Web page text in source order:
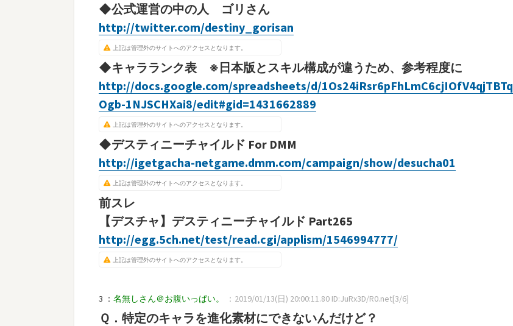
◆公式運営の中の人 ゴリさん
http://twitter.com/destiny_gorisan
上記は管理外のサイトへのアクセスとなります。
◆キャラランク表 ※日本版とスキル構成が違うため、参考程度に
http://docs.google.com/spreadsheets/d/1Os24iRsr6pFhLmC6cjIOfV4qjTBTq
Ogb-1NJSCHXai8/edit#gid=1431662889
上記は管理外のサイトへのアクセスとなります。
◆デスティニーチャイルド For DMM
http://igetgacha-netgame.dmm.com/campaign/show/desucha01
上記は管理外のサイトへのアクセスとなります。
前スレ
【デスチャ】デスティニーチャイルド Part265
http://egg.5ch.net/test/read.cgi/applism/1546994777/
上記は管理外のサイトへのアクセスとなります。
3 ： 名無しさん＠お腹いっぱい。 ：2019/01/13(日) 20:00:11.80 ID:JuRx3D/R0.net[3/6]
Ｑ．特定のキャラを進化素材にできないんだけど？